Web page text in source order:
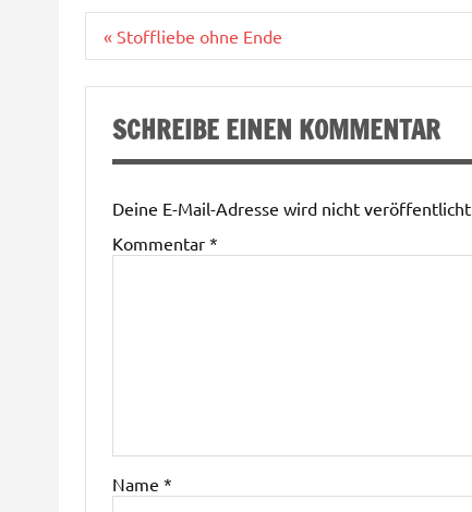
Beitragsnavigation
« Stoffliebe ohne Ende
SCHREIBE EINEN KOMMENTAR
Deine E-Mail-Adresse wird nicht veröffentlicht.
Kommentar *
Name *